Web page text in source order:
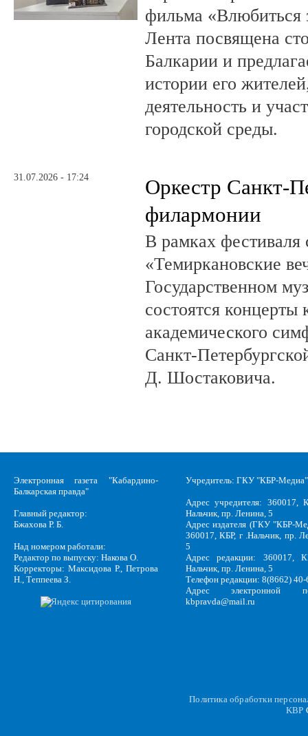
фильма «Влюбиться
Лента посвящена
Балкарии и
истории его
деятельность и
городской среды.
31.07.2026 - 17:24
Оркестр Санкт-
филармонии
В рамках
«Темиркановские
Государственном
состоятся концерты
академического
Санкт-
Д. Шостаковича.
Электронная газета "Кабардино-
Балкарская правда"
Главный редактор:
Бжахова Р. Б.
Над номером работали:
Редактор по выпуску: Накова О.
Корректоры: Максидова Р., Петрова
Н., Теппеева З.
Учредитель: ГКУ "КБР-Медиа"
Адрес учредителя: 360017,
Нальчик, пр. Ленина, 5
Адрес издателя (ГКУ "КБР-
360017, КБР, г .Нальчик, пр.
5
Адрес редакции: 360017,
Нальчик, пр. Ленина, 5
Телефон редакции: 8(8662)
Адрес электронной
kbpravda@mail.ru
Политика обработки
KBP